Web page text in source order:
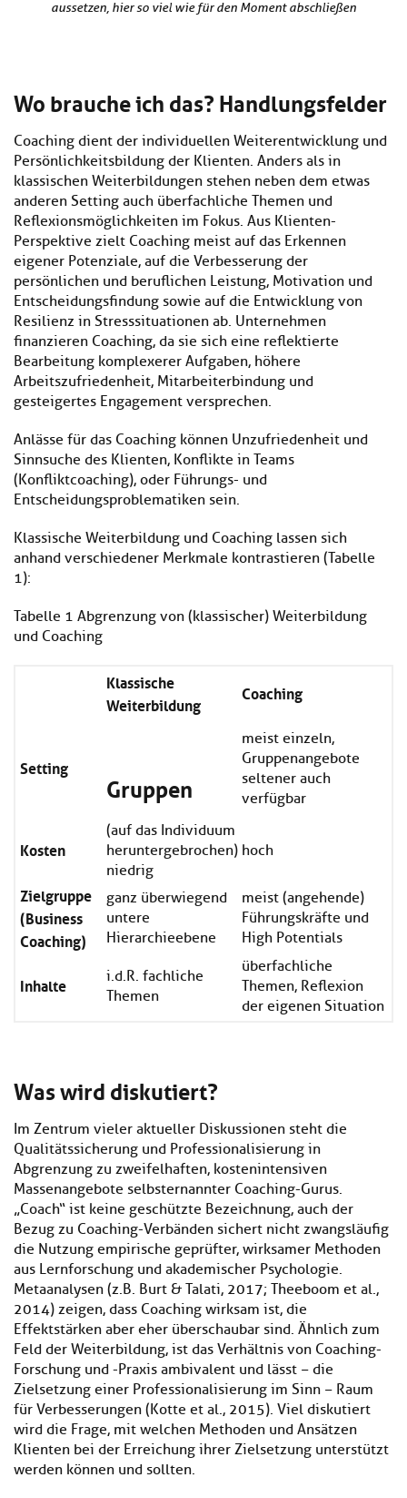
aussetzen, hier so viel wie für den Moment abschließen
Wo brauche ich das? Handlungsfelder
Coaching dient der individuellen Weiterentwicklung und
Persönlichkeitsbildung der Klienten. Anders als in
klassischen Weiterbildungen stehen neben dem etwas
anderen Setting auch überfachliche Themen und
Reflexionsmöglichkeiten im Fokus. Aus Klienten-
Perspektive zielt Coaching meist auf das Erkennen
eigener Potenziale, auf die Verbesserung der
persönlichen und beruflichen Leistung, Motivation und
Entscheidungsfindung sowie auf die Entwicklung von
Resilienz in Stresssituationen ab. Unternehmen
finanzieren Coaching, da sie sich eine reflektierte
Bearbeitung komplexerer Aufgaben, höhere
Arbeitszufriedenheit, Mitarbeiterbindung und
gesteigertes Engagement versprechen.
Anlässe für das Coaching können Unzufriedenheit und
Sinnsuche des Klienten, Konflikte in Teams
(Konfliktcoaching), oder Führungs- und
Entscheidungsproblematiken sein.
Klassische Weiterbildung und Coaching lassen sich
anhand verschiedener Merkmale kontrastieren (Tabelle
1):
Tabelle 1 Abgrenzung von (klassischer) Weiterbildung
und Coaching
Klassische
Weiterbildung
Coaching
Setting
Gruppen
meist einzeln,
Gruppenangebote
seltener auch
verfügbar
Kosten
(auf das Individuum
heruntergebrochen)
niedrig
hoch
Zielgruppe
(Business
Coaching)
ganz überwiegend
untere
Hierarchieebene
meist (angehende)
Führungskräfte und
High Potentials
Inhalte
i.d.R. fachliche
Themen
überfachliche
Themen, Reflexion
der eigenen Situation
Was wird diskutiert?
Im Zentrum vieler aktueller Diskussionen steht die
Qualitätssicherung und Professionalisierung in
Abgrenzung zu zweifelhaften, kostenintensiven
Massenangebote selbsternannter Coaching-Gurus.
„Coach“ ist keine geschützte Bezeichnung, auch der
Bezug zu Coaching-Verbänden sichert nicht zwangsläufig
die Nutzung empirische geprüfter, wirksamer Methoden
aus Lernforschung und akademischer Psychologie.
Metaanalysen (z.B. Burt & Talati, 2017; Theeboom et al.,
2014) zeigen, dass Coaching wirksam ist, die
Effektstärken aber eher überschaubar sind. Ähnlich zum
Feld der Weiterbildung, ist das Verhältnis von Coaching-
Forschung und -Praxis ambivalent und lässt − die
Zielsetzung einer Professionalisierung im Sinn − Raum
für Verbesserungen (Kotte et al., 2015). Viel diskutiert
wird die Frage, mit welchen Methoden und Ansätzen
Klienten bei der Erreichung ihrer Zielsetzung unterstützt
werden können und sollten.